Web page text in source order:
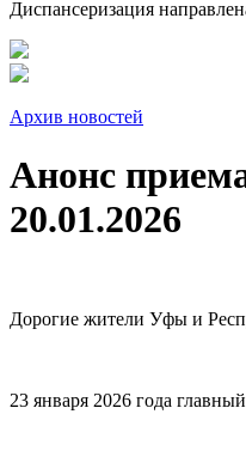
Диспансеризация
Архив новостей
Анонс
20.01.2026
Дорогие жители Уфы и
23 января 2026 года